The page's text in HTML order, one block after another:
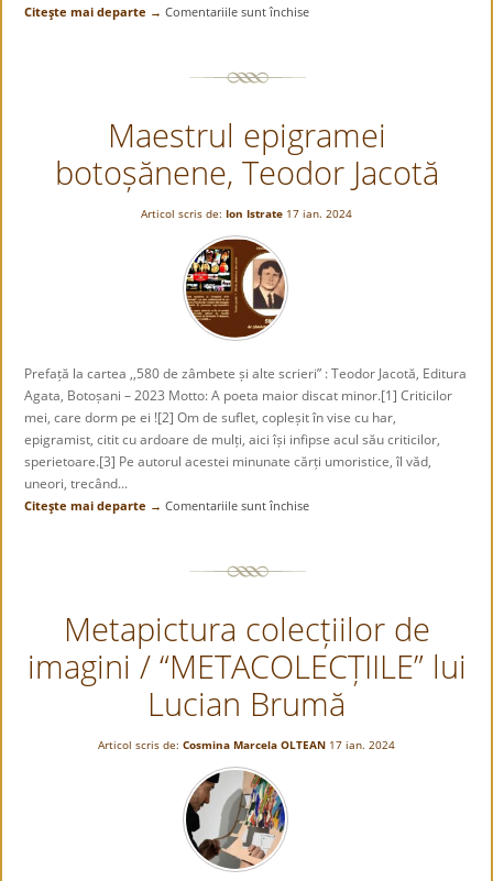
Citeşte mai departe → Comentariile sunt închise
ghinion
sau
noroc…
Maestrul epigramei
botoșănene, Teodor Jacotă
Articol scris de: Ion Istrate 17 ian. 2024
Prefață la cartea ,,580 de zâmbete și alte scrieri” : Teodor Jacotă, Editura
Agata, Botoșani – 2023 Motto: A poeta maior discat minor.[1] Criticilor
mei, care dorm pe ei ![2] Om de suflet, copleșit în vise cu har,
epigramist, citit cu ardoare de mulți, aici își infipse acul său criticilor,
sperietoare.[3] Pe autorul acestei minunate cărți umoristice, îl văd,
uneori, trecând...
Citeşte mai departe → Comentariile sunt închise
Jacotă
Metapictura colecțiilor de
imagini / “METACOLECȚIILE” lui
Lucian Brumă
Articol scris de: Cosmina Marcela OLTEAN 17 ian. 2024